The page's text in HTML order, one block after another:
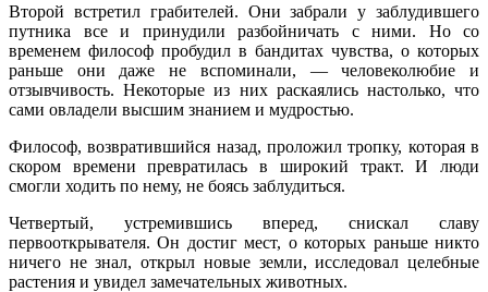
Второй встретил грабителей. Они забрали у заблудившего
путника все и принудили разбойничать с ними. Но со
временем философ пробудил в бандитах чувства, о которых
раньше они даже не вспоминали, — человеколюбие и
отзывчивость. Некоторые из них раскаялись настолько, что
сами овладели высшим знанием и мудростью.
Философ, возвратившийся назад, проложил тропку, которая в
скором времени превратилась в широкий тракт. И люди
смогли ходить по нему, не боясь заблудиться.
Четвертый, устремившись вперед, снискал славу
первооткрывателя. Он достиг мест, о которых раньше никто
ничего не знал, открыл новые земли, исследовал целебные
растения и увидел замечательных животных.